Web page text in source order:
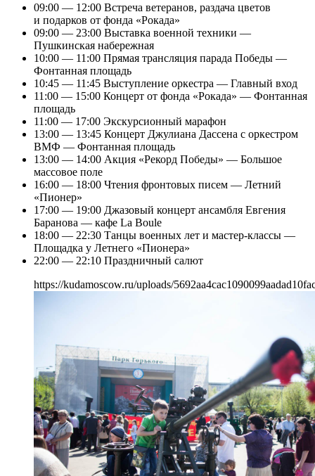
09:00 — 12:00 Встреча ветеранов, раздача цветов
и подарков от фонда «Рокада»
09:00 — 23:00 Выставка военной техники —
Пушкинская набережная
10:00 — 11:00 Прямая трансляция парада Победы —
Фонтанная площадь
10:45 — 11:45 Выступление оркестра — Главный вход
11:00 — 15:00 Концерт от фонда «Рокада» — Фонтанная
площадь
11:00 — 17:00 Экскурсионный марафон
13:00 — 13:45 Концерт Джулиана Дассена с оркестром
ВМФ — Фонтанная площадь
13:00 — 14:00 Акция «Рекорд Победы» — Большое
массовое поле
16:00 — 18:00 Чтения фронтовых писем — Летний
«Пионер»
17:00 — 19:00 Джазовый концерт ансамбля Евгения
Баранова — кафе La Boule
18:00 — 22:30 Танцы военных лет и мастер-классы —
Площадка у Летнего «Пионера»
22:00 — 22:10 Праздничный салют
https://kudamoscow.ru/uploads/